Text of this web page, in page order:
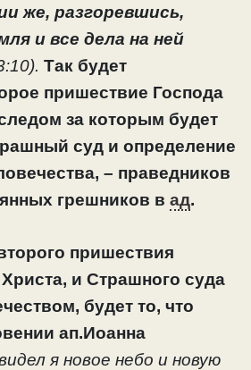
же, разгоревшись,
и все дела на ней
Так будет
пришествие Господа
за которым будет
суд и определение
– праведников
грешников в ад.
пришествия
и Страшного суда
будет то, что
ап.Иоанна
я новое небо и новую